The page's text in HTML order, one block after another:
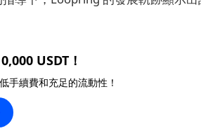
USDT！
手續費和充足的流動性！